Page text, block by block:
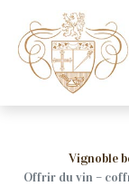
Vignoble
Offrir du vin –
Panneau de gestion